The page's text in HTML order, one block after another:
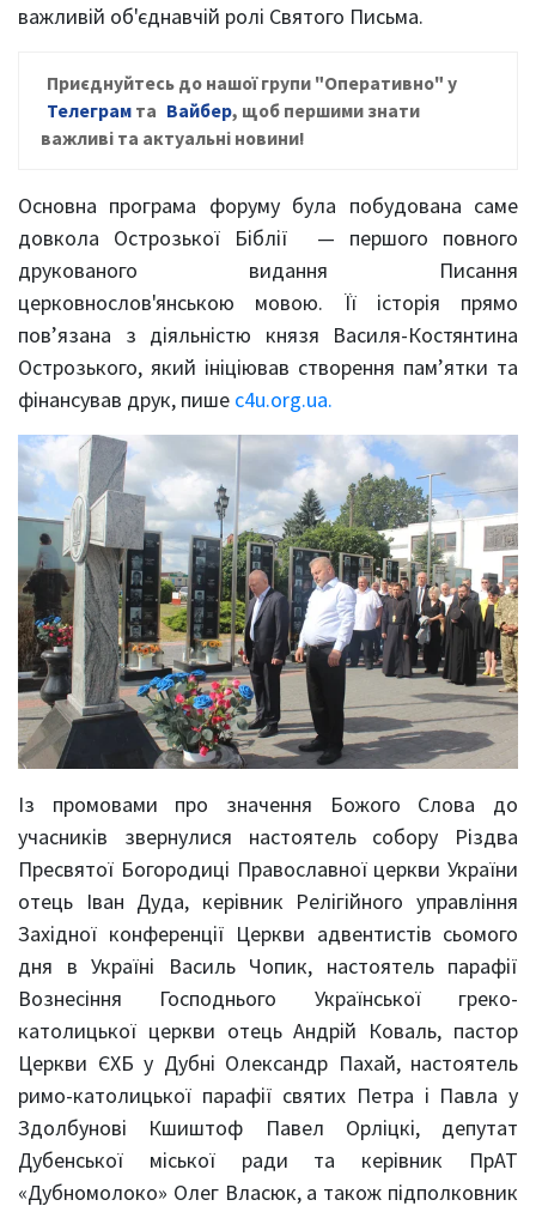
важливій об'єднавчій ролі Святого Письма.
Приєднуйтесь до нашої групи "Оперативно" у
Телеграм та Вайбер, щоб першими знати
важливі та актуальні новини!
Основна програма форуму була побудована саме
довкола Острозької Біблії — першого повного
друкованого видання Писання
церковнослов'янською мовою. Її історія прямо
пов’язана з діяльністю князя Василя-Костянтина
Острозького, який ініціював створення пам’ятки та
фінансував друк, пише c4u.org.ua.
Із промовами про значення Божого Слова до
учасників звернулися настоятель собору Різдва
Пресвятої Богородиці Православної церкви України
отець Іван Дуда, керівник Релігійного управління
Західної конференції Церкви адвентистів сьомого
дня в Україні Василь Чопик, настоятель парафії
Вознесіння Господнього Української греко-
католицької церкви отець Андрій Коваль, пастор
Церкви ЄХБ у Дубні Олександр Пахай, настоятель
римо-католицької парафії святих Петра і Павла у
Здолбунові Кшиштоф Павел Орліцкі, депутат
Дубенської міської ради та керівник ПрАТ
«Дубномолоко» Олег Власюк, а також підполковник